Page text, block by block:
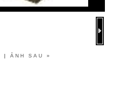
| ẢNH SAU »